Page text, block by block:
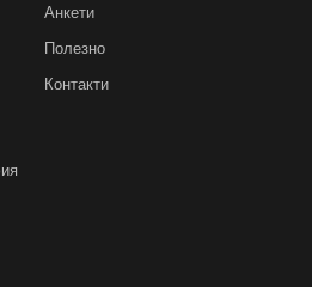
Анкети
Полезно
Контакти